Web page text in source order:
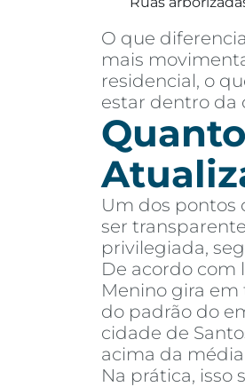
O que
mais
residencial, o
estar dentro da
Um dos pontos
ser
privilegiada,
De acordo com
Menino gira em
do padrão do
cidade de
acima da
Na prática, isso